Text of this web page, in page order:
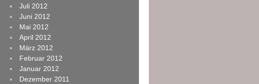
Juli 2012
Juni 2012
Mai 2012
April 2012
März 2012
Februar 2012
Januar 2012
Dezember 2011